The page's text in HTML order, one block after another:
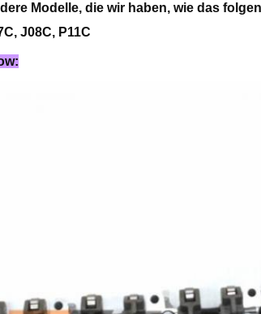
Modelle, die wir haben, wie das
J08C, P11C